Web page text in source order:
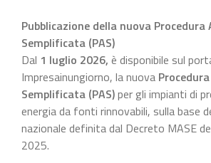
Pubblicazione della nuova
Semplificata (PAS)
Dal 1 luglio 2026, è disponibile sul
Impresainungiorno, la nuova
Semplificata (PAS)per gli impianti di
energia da fonti rinnovabili, sulla base
nazionale definita dal Decreto MASE
2025.